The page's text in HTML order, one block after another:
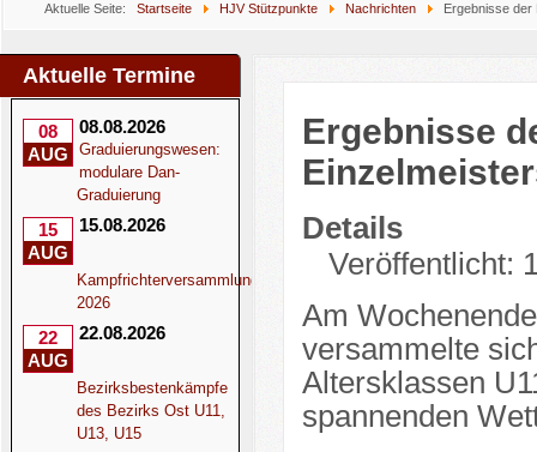
Aktuelle Seite: Startseite HJV Stützpunkte Nachrichten Ergebnisse der
Aktuelle Termine
08
AUG
08.08.2026
Graduierungswesen:
modulare Dan-
Graduierung
15
AUG
15.08.2026
Kampfrichterversammlung
2026
22
AUG
22.08.2026
Bezirksbestenkämpfe
des Bezirks Ost U11,
U13, U15
Ergebnisse
Details
Veröffentlicht:
Am
versammelte
Altersklassen
spannenden